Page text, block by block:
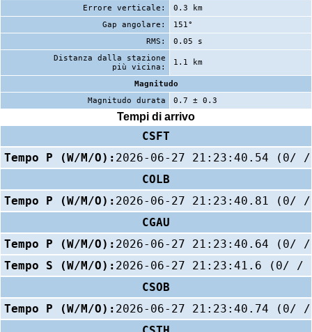
Errore verticale:
0.3 km
Gap angolare:
151°
RMS:
0.05 s
Distanza dalla stazione
più vicina:
1.1 km
Magnitudo
Magnitudo durata
0.7 ± 0.3
Tempi di arrivo
CSFT
Tempo P (W/M/O): 2026-06-27 21:23:40.54 (0/
COLB
Tempo P (W/M/O): 2026-06-27 21:23:40.81 (0/
CGAU
Tempo P (W/M/O): 2026-06-27 21:23:40.64 (0/
Tempo S (W/M/O): 2026-06-27 21:23:41.6 (0/ /
CSOB
Tempo P (W/M/O): 2026-06-27 21:23:40.74 (0/